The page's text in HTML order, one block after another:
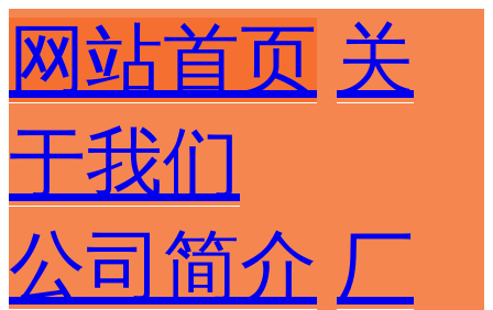
网站首页 关
于我们
公司简介 厂